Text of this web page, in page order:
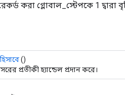
করা গ্লোবাল_স্টেপকে 1
()
প্রতীকী হ্যান্ডেল প্রদান করে।